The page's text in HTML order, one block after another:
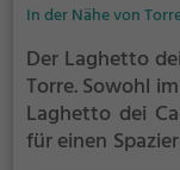
In der Nähe von
Der Laghetto
Torre.Sowohl
Laghetto dei
für einen